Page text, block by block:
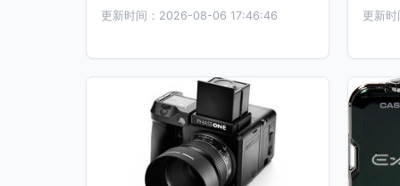
更新时间：2026-08-06 17:46:46 更新